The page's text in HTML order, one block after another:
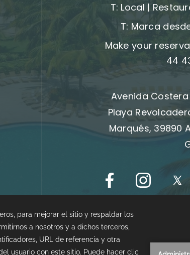
T: Local |
T: Marca
Make your
44
Avenida
Playa
Marqués, 39890